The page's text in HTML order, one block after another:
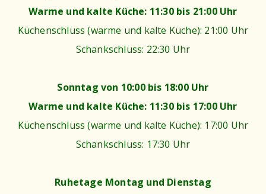
Warme und kalte Küche: 11:30 bis 21:00 Uhr
Küchenschluss (warme und kalte Küche): 21:00 Uhr
Schankschluss: 22:30 Uhr
Sonntag von 10:00 bis 18:00 Uhr
Warme und kalte Küche: 11:30 bis 17:00 Uhr
Küchenschluss (warme und kalte Küche): 17:00 Uhr
Schankschluss: 17:30 Uhr
Ruhetage Montag und Dienstag